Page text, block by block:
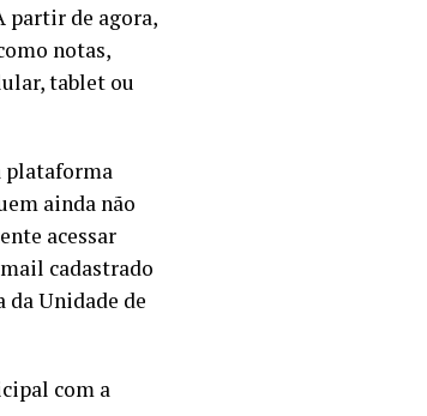
partir de agora,
notas,
tablet ou
plataforma
ainda não
acessar
cadastrado
da Unidade de
com a